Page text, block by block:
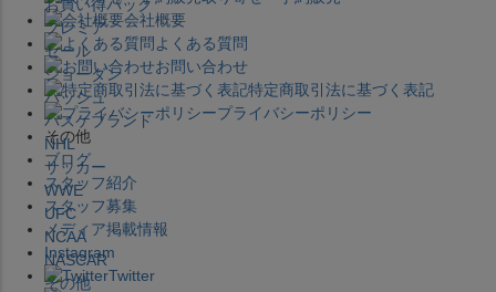
会社概要
よくある質問
お問い合わせ
特定商取引法に基づく表記
プライバシーポリシー
その他
ブログ
スタッフ紹介
スタッフ募集
メディア掲載情報
Instagram
Twitter
お買い得パック
プレミア
セール
ジョーダン
バッシュ
バスケブランド
NHL
サッカー
WWE
UFC
NCAA
NASCAR
その他